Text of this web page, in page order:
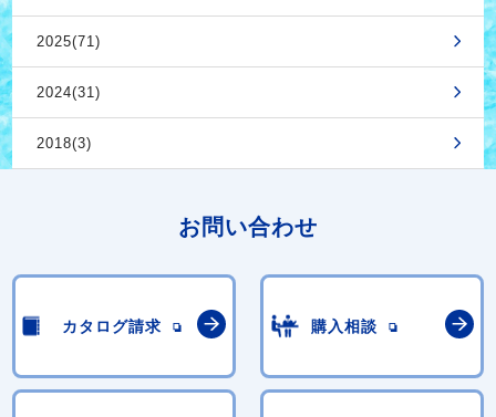
2025(71)
2024(31)
2018(3)
お問い合わせ
カタログ請求 購入相談